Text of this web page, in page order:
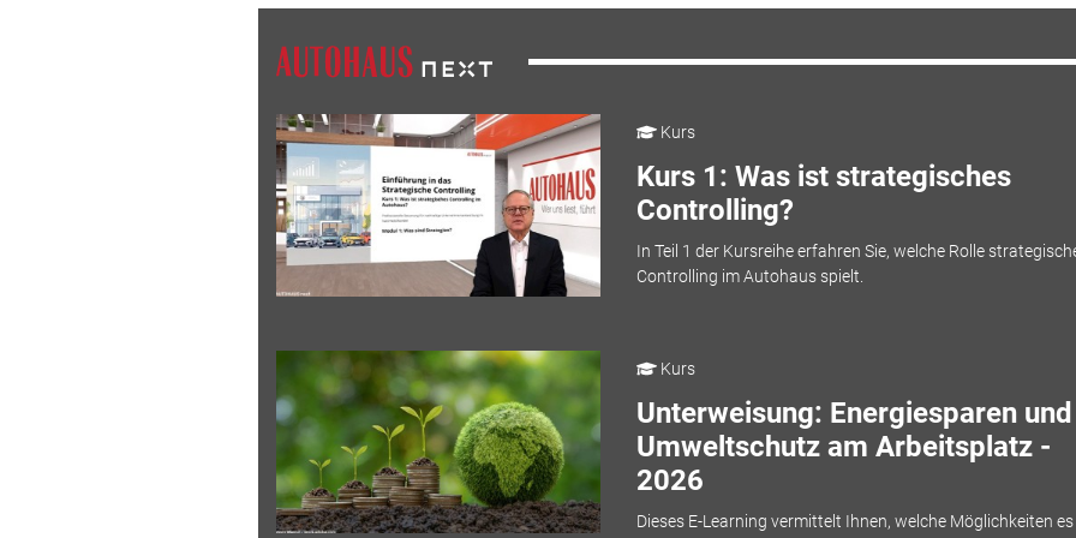
Kurs
Kurs 1: Was ist strategisches
Controlling?
In Teil 1 der Kursreihe erfahren Sie, welche Rolle
Controlling im Autohaus spielt.
Kurs
Unterweisung: Energiesparen und
Umweltschutz am Arbeitsplatz -
2026
Dieses E-Learning vermittelt Ihnen, welche Möglichkeiten